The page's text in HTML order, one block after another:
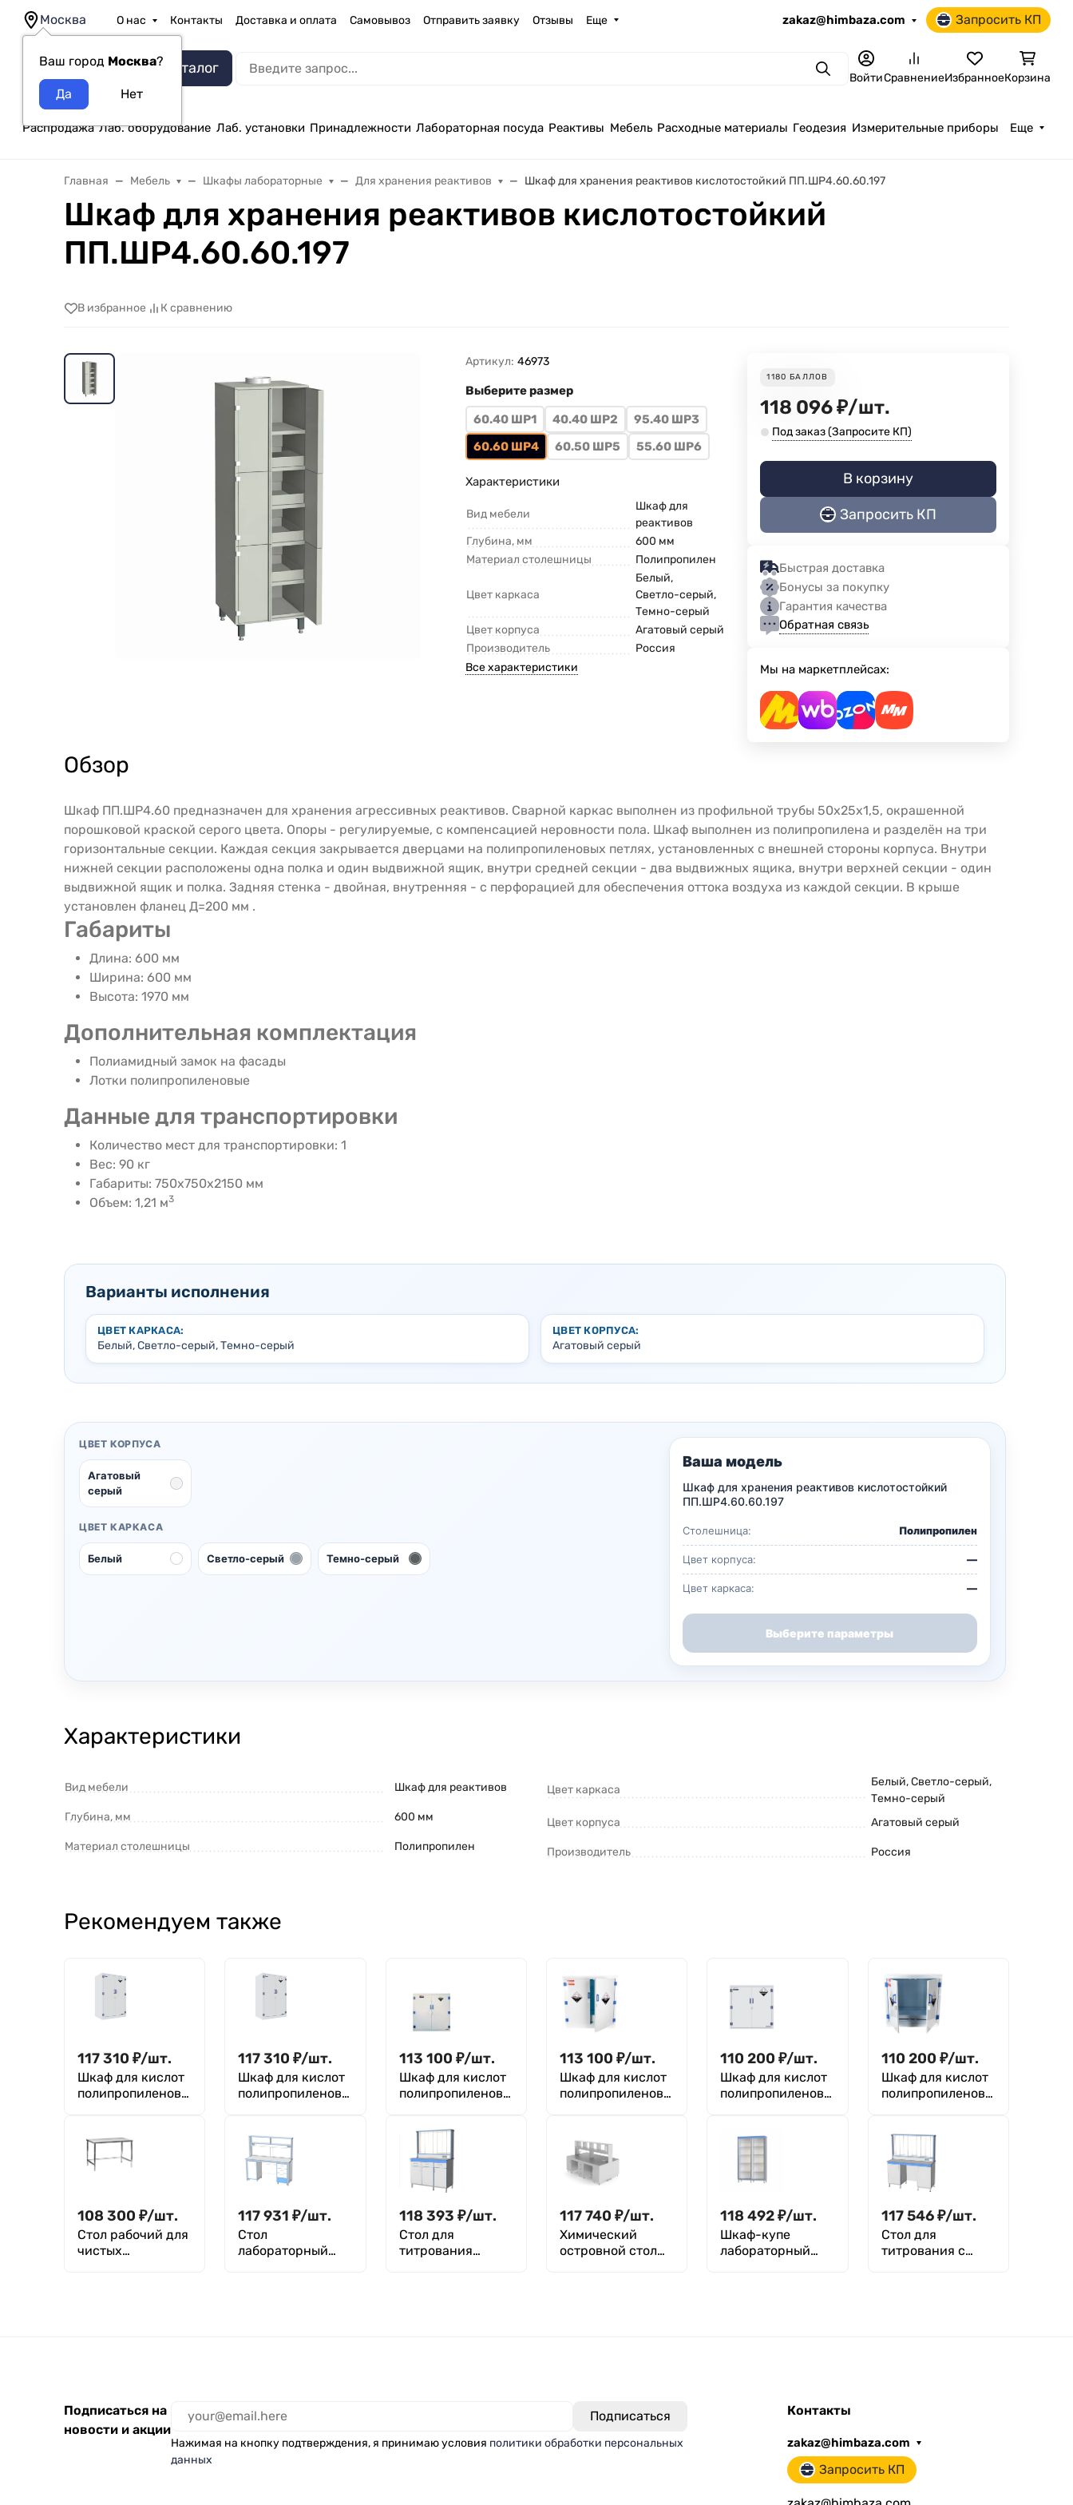
Москва
Ваш город Москва?
О нас Контакты Доставка и оплата Самовывоз Отправить заявку Отзывы Еще zakaz@himbaza.com Запросить КП
Каталог ПоискВойтиСравнениеИзбранноеКорзина
Распродажа Лаб. оборудование Лаб. установки Принадлежности Лабораторная посуда Реактивы Мебель Расходные материалы Геодезия Измерительные приборы Еще
Главная Мебель Шкафы лабораторные Для хранения реактивов Шкаф для хранения реактивов кислотостойкий ПП.ШР4.60.60.197
Шкаф для хранения реактивов кислотостойкий
ПП.ШР4.60.60.197
В избранное К сравнению
Артикул: 46973
Выберите размер
60.40 ШР1
40.40 ШР2
95.40 ШР3
60.60 ШР4
60.50 ШР5 55.60 ШР6
Характеристики
Вид мебели
Шкаф для
реактивов
Глубина, мм
600 мм
Материал столешницы
Полипропилен
Цвет каркаса
Белый,
Светло-серый,
Темно-серый
Цвет корпуса
Агатовый серый
Производитель
Россия
Все характеристики
1180 БАЛЛОВ
118 096₽/шт.
Под заказ (Запросите КП)
В корзину
Запросить КП
Быстрая доставка
Бонусы за покупку
Гарантия качества
Обратная связь
Мы на маркетплейсах:
Обзор
Шкаф ПП.ШР4.60 предназначен для хранения агрессивных реактивов. Сварной каркас выполнен из профильной трубы 50х25х1,5, окрашенной
порошковой краской серого цвета. Опоры - регулируемые, с компенсацией неровности пола. Шкаф выполнен из полипропилена и разделён на три
горизонтальные секции. Каждая секция закрывается дверцами на полипропиленовых петлях, установленных с внешней стороны корпуса. Внутри
нижней секции расположены одна полка и один выдвижной ящик, внутри средней секции - два выдвижных ящика, внутри верхней секции - один
выдвижной ящик и полка. Задняя стенка - двойная, внутренняя - с перфорацией для обеспечения оттока воздуха из каждой секции. В крыше
установлен фланец Д=200 мм .
Габариты
Длина: 600 мм
Ширина: 600 мм
Высота: 1970 мм
Дополнительная комплектация
Полиамидный замок на фасады
Лотки полипропиленовые
Данные для транспортировки
Количество мест для транспортировки: 1
Вес: 90 кг
Габариты: 750х750х2150 мм
Объем: 1,21 м3
Варианты исполнения
ЦВЕТ КАРКАСА:
Белый, Светло-серый, Темно-серый
ЦВЕТ КОРПУСА:
Агатовый серый
ЦВЕТ КОРПУСА
Агатовый
серый
ЦВЕТ КАРКАСА
Белый Светло-серый Темно-серый
Ваша модель
Шкаф для хранения реактивов кислотостойкий
ПП.ШР4.60.60.197
Столешница: Полипропилен
Цвет корпуса: —
Цвет каркаса: —
Выберите параметры
Характеристики
Вид мебели Шкаф для реактивов
Глубина, мм 600 мм
Материал столешницы Полипропилен
Цвет каркаса
Белый,Светло-серый,
Темно-серый
Цвет корпуса
Агатовый серый
Производитель Россия
Рекомендуем также
117 310 ₽/шт.
Шкаф для кислот
полипропиленовы
117 310 ₽/шт.
Шкаф для кислот
полипропиленовы
113 100 ₽/шт.
Шкаф для кислот
полипропиленовы
113 100 ₽/шт.
Шкаф для кислот
полипропиленовы
110 200 ₽/шт.
Шкаф для кислот
полипропиленовы
110 200 ₽/шт.
Шкаф для кислот
полипропиленовы
108 300 ₽/шт.
Стол рабочий для
чистых
117 931 ₽/шт.
Стол
лабораторный
118 393 ₽/шт.
Стол для
титрования
117 740 ₽/шт.
Химический
островной стол
118 492₽/шт.
Шкаф-купе
лабораторный
117 546₽/шт.
Стол для
титрования с
Подписаться на
новости и акции
Нажимая на кнопку подтверждения, я принимаю условия политики обработки персональных
данных
Контакты
zakaz@himbaza.com
Запросить КП